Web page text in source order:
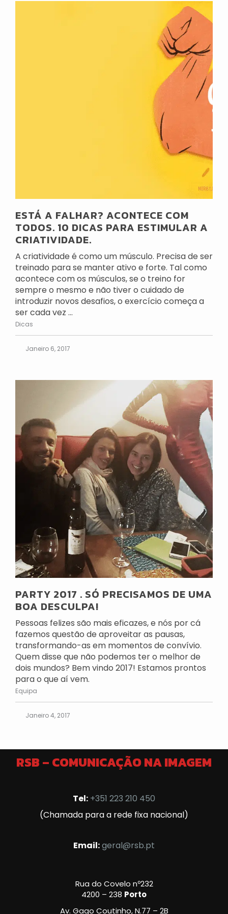
ESTÁ A FALHAR? ACONTECE COM
TODOS. 10 DICAS PARA ESTIMULAR A
CRIATIVIDADE.
A criatividade é como um músculo. Precisa de ser
treinado para se manter ativo e forte. Tal como
acontece com os músculos, se o treino for
sempre o mesmo e não tiver o cuidado de
introduzir novos desafios, o exercício começa a
ser cada vez ...
Dicas
Janeiro 6, 2017
PARTY 2017 . SÓ PRECISAMOS DE UMA
BOA DESCULPA!
Pessoas felizes são mais eficazes, e nós por cá
fazemos questão de aproveitar as pausas,
transformando-as em momentos de convívio.
Quem disse que não podemos ter o melhor de
dois mundos? Bem vindo 2017! Estamos prontos
para o que aí vem.
Equipa
Janeiro 4, 2017
RSB – COMUNICAÇÃO NA IMAGEM
Tel: +351 223 210 450
(Chamada para a rede fixa nacional)
Email:geral@rsb.pt
Rua do Covelo nº232
4200 – 238 Porto
Av. Gago Coutinho, N.77 – 2B